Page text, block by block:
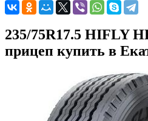
235/75R17.5 HIFLY
прицеп купить в